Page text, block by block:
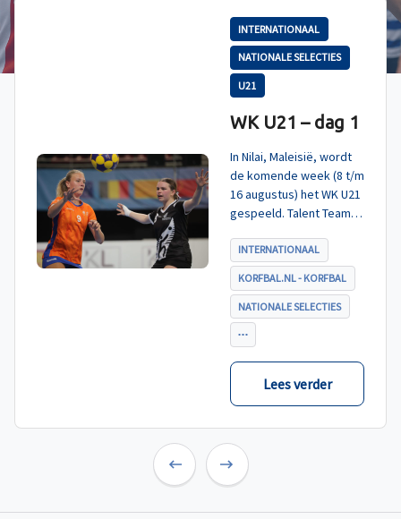
INTERNATIONAAL
NATIONALE SELECTIES
U21
WK U21 – dag 1
In Nilai, Maleisië, wordt
de komende week (8 t/m
16 augustus) het WK U21
gespeeld. Talent TeamNL
poule A, met Nieuw-
Zeeland, Hong Kong
China en India. De eerste
wedstrijd, tegen Nieuw-
Zeeland U21, werd zoals
verwacht met ruime
cijfers gewonnen.
INTERNATIONAAL
KORFBAL.NL - KORFBAL
NATIONALE SELECTIES
Lees verder